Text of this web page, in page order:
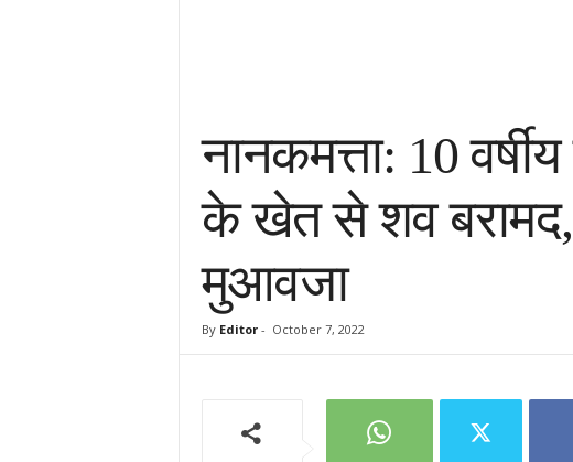
नानकमत्ता: 10
के खेत से शव
मुआवजा
By Editor- October 7, 2022